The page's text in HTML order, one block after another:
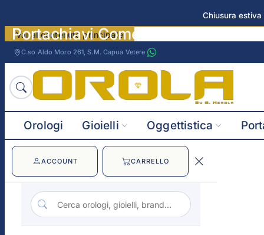
Chiusura
Vai al contenuto principale
C.so Aldo Moro 261, S.M. Capua Vetere
Orologi Gioielli Oggettistica
ACCOUNT CARRELLO
Portachiavi Comete Tyres